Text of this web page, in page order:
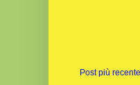
Post più recente